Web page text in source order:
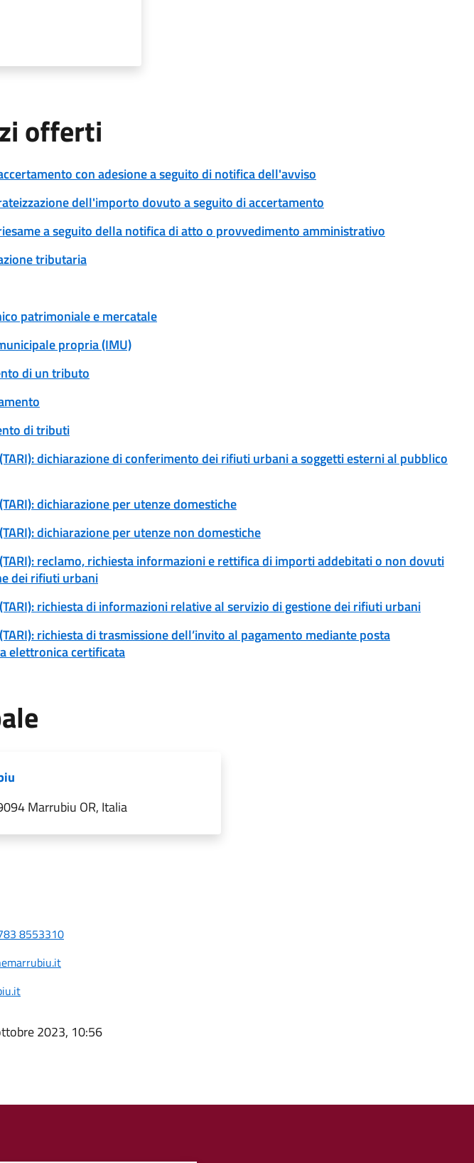
offerti
con adesione a seguito di notifica dell'avviso
dell'importo dovuto a seguito di accertamento
a seguito della notifica di atto o provvedimento amministrativo
tributaria
patrimoniale e mercatale
propria (IMU)
di un tributo
di tributi
dichiarazione di conferimento dei rifiuti urbani a soggetti esterni al pubblico
dichiarazione per utenze domestiche
dichiarazione per utenze non domestiche
reclamo, richiesta informazioni e rettifica di importi addebitati o non dovuti
dei rifiuti urbani
richiesta di informazioni relative al servizio di gestione dei rifiuti urbani
richiesta di trasmissione dell’invito al pagamento mediante posta
elettronica certificata
Marrubiu OR, Italia
8553310
2023, 10:56